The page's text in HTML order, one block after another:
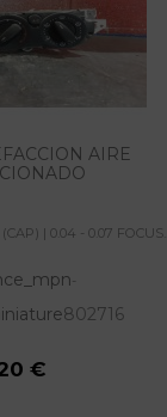
AIRE
| 0.04 - 0.07 FOCUS...
-
802716
€